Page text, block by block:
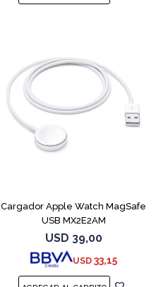
Cargador Apple Watch MagSafe
USB MX2E2AM
USD 39,00
USD 33,15